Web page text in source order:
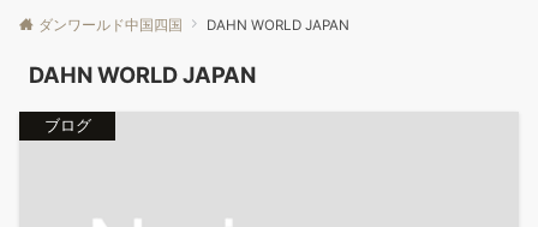
ダンワールド中国四国 DAHN WORLD JAPAN
DAHN WORLD JAPAN
ブログ